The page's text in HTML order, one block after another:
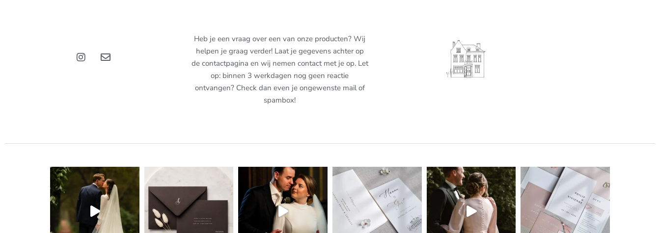
Heb je een vraag over een van onze producten? Wij
helpen je graag verder! Laat je gegevens achter op
de contactpagina en wij nemen contact met je op. Let
op: binnen 3 werkdagen nog geen reactie
ontvangen? Check dan even je ongewenste mail of
spambox!